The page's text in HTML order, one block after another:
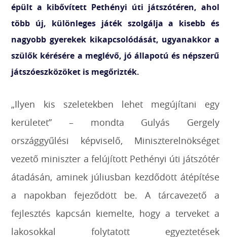
épült a kibővített Pethényi úti játszótéren, ahol
több új, különleges játék szolgálja a kisebb és
nagyobb gyerekek kikapcsolódását, ugyanakkor a
szülők kérésére a meglévő, jó állapotú és népszerű
játszóeszközöket is megőrizték.
„Ilyen kis szeletekben lehet megújítani egy
kerületet” – mondta Gulyás Gergely
országgyűlési képviselő, Miniszterelnökséget
vezető miniszter a felújított Pethényi úti játszótér
átadásán, aminek júliusban kezdődött átépítése
a napokban fejeződött be. A tárcavezető a
fejlesztés kapcsán kiemelte, hogy a terveket a
lakosokkal folytatott egyeztetések